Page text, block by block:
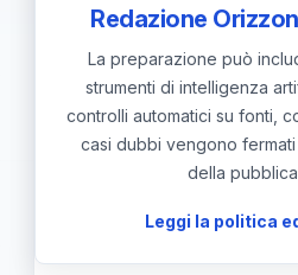
Redazione
La preparazione può
strumenti di intelligenza
controlli automatici su fonti,
casi dubbi vengono
della
Leggi la politica